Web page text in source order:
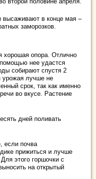
высаживают в конце мая –
заморозков.
хорошая опора. Отлично
нее удастся
собирают спустя 2
урожая лучше не
срок, так как именно
во вкусе. Растение
дней поливать
если почва
прижиться и лучше
этого горшочки с
на открытый